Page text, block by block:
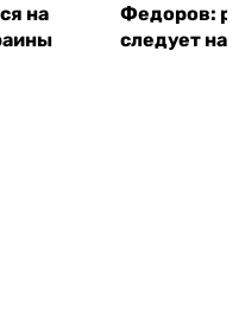
на
Федоров:
следует